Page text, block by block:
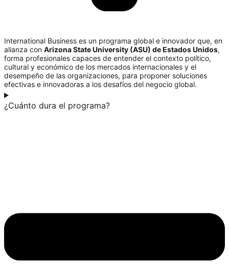
International Business es un programa global e innovador que, en
alianza con Arizona State University (ASU) de Estados Unidos,
forma profesionales capaces de entender el contexto político,
cultural y económico de los mercados internacionales y el
desempeño de las organizaciones, para proponer soluciones
efectivas e innovadoras a los desafíos del negocio global.
¿Cuánto dura el programa?